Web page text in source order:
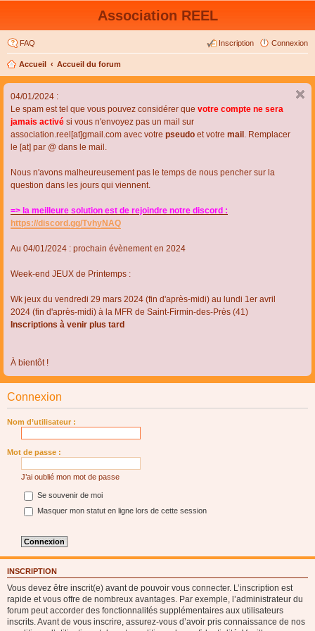
Association REEL
FAQ Connexion
Inscription
Accueil Accueil du forum
04/01/2024 :
Le spam est tel que vous pouvez considérer que votre compte ne sera
jamais activé si vous n'envoyez pas un mail sur
association.reel[at]gmail.com avec votre pseudo et votre mail . Remplacer
le [at] par @ dans le mail.
Nous n'avons malheureusement pas le temps de nous pencher sur la
question dans les jours qui viennent.
=> la meilleure solution est de rejoindre notre discord :
https://discord.gg/TvhyNAQ
Au 04/01/2024 : prochain évènement en 2024
Week-end JEUX de Printemps :
Wk jeux du vendredi 29 mars 2024 (fin d'après-midi) au lundi 1er avril
2024 (fin d'après-midi) à la MFR de Saint-Firmin-des-Près (41)
Inscriptions à venir plus tard
À bientôt !
Connexion
Nom d’utilisateur :
Mot de passe :
J’ai oublié mon mot de passe
Se souvenir de moi
Masquer mon statut en ligne lors de cette session
INSCRIPTION
Vous devez être inscrit(e) avant de pouvoir vous connecter. L’inscription est
rapide et vous offre de nombreux avantages. Par exemple, l’administrateur du
forum peut accorder des fonctionnalités supplémentaires aux utilisateurs
inscrits. Avant de vous inscrire, assurez-vous d’avoir pris connaissance de nos